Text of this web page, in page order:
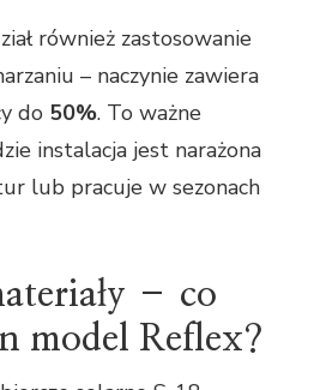
również zastosowanie
– naczynie zawiera
do 50%. To ważne
instalacja jest narażona
lub pracuje w sezonach
– co
model Reflex?